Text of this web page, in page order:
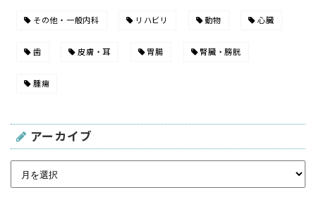
その他・一般内科 リハビリ 動物 心臓
歯 皮膚・耳 胃腸 腎臓・膀胱
腫瘍
アーカイブ